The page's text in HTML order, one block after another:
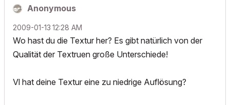
Anonymous
‎2009-01-13 12:28 AM
Wo hast du die Textur her? Es gibt natürlich von der
Qualität der Textruen große Unterschiede!
Vl hat deine Textur eine zu niedrige Auflösung?